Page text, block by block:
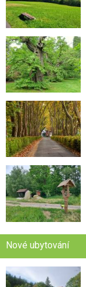
Nové ubytování